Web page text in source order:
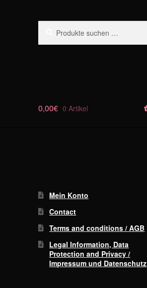
0,00€ 0 Artikel
Mein Konto
Contact
Terms and conditions / AGB
Legal Information, Data
Protection and Privacy /
Impressum und Datenschutz